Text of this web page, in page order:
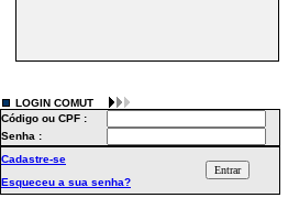
LOGIN COMUT
Código ou CPF :
Senha :
Cadastre-se
Esqueceu a sua senha?